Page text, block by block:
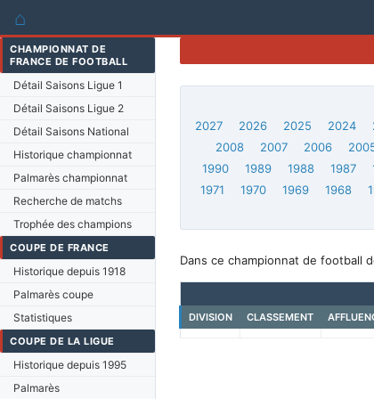
⌂
CHAMPIONNAT DE
FRANCE DE FOOTBALL
Détail Saisons Ligue 1
Détail Saisons Ligue 2
Détail Saisons National
Historique championnat
Palmarès championnat
Recherche de matchs
Trophée des champions
COUPE DE FRANCE
Historique depuis 1918
Palmarès coupe
Statistiques
COUPE DE LA LIGUE
Historique depuis 1995
Palmarès
2027
2026 2025 2024
2008
2007 2006
1990
1989 1988 1987
1971
1970 1969 1968
Dans ce championnat de football
DIVISION
CLASSEMENT